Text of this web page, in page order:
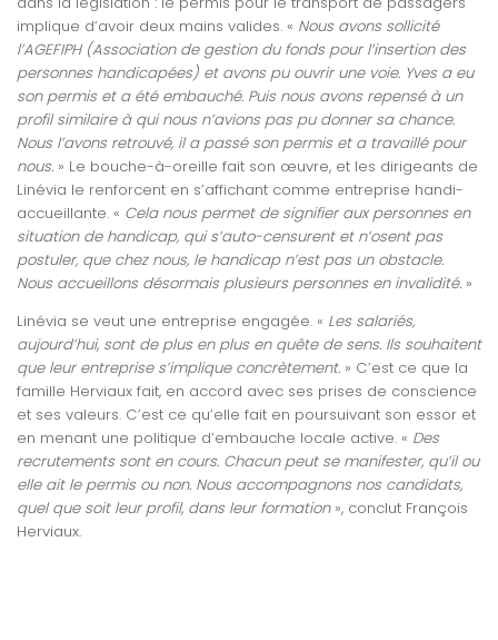
implique d’avoir deux mains valides. « Nous avons sollicité
l’AGEFIPH (Association de gestion du fonds pour l’insertion des
personnes handicapées) et avons pu ouvrir une voie. Yves a eu
son permis et a été embauché. Puis nous avons repensé à un
profil similaire à qui nous n’avions pas pu donner sa chance.
Nous l’avons retrouvé, il a passé son permis et a travaillé pour
nous. » Le bouche-à-oreille fait son œuvre, et les dirigeants de
Linévia le renforcent en s’affichant comme entreprise handi-
accueillante. « Cela nous permet de signifier aux personnes en
situation de handicap, qui s’auto-censurent et n’osent pas
postuler, que chez nous, le handicap n’est pas un obstacle.
Nous accueillons désormais plusieurs personnes en invalidité. »
Linévia se veut une entreprise engagée. « Les salariés,
aujourd’hui, sont de plus en plus en quête de sens. Ils souhaitent
que leur entreprise s’implique concrètement. » C’est ce que la
famille Herviaux fait, en accord avec ses prises de conscience
et ses valeurs. C’est ce qu’elle fait en poursuivant son essor et
en menant une politique d’embauche locale active. « Des
recrutements sont en cours. Chacun peut se manifester, qu’il ou
elle ait le permis ou non. Nous accompagnons nos candidats,
quel que soit leur profil, dans leur formation», conclut François
Herviaux.